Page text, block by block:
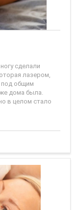
сделали
лазером,
под общим
дома была.
в целом стало